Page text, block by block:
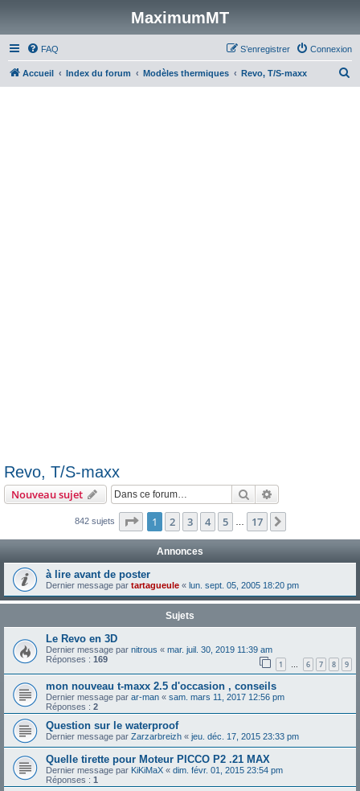
MaximumMT
FAQ Connexion
S’enregistrer
Accueil Index du forum Modèles thermiques Revo, T/S-maxx
Revo, T/S-maxx
Nouveau sujet Rechercher
842 sujets Page 1sur17
1 2 3 4 5 17
Annonces
à lire avant de poster
Dernier message par tartagueule « lun. sept. 05, 2005 18:20 pm
Sujets
Le Revo en 3D
Dernier message par nitrous « mar. juil. 30, 2019 11:39 am
Réponses : 169 1 … 6 7 8 9
mon nouveau t-maxx 2.5 d'occasion , conseils
Dernier message par ar-man « sam. mars 11, 2017 12:56 pm
Réponses : 2
Question sur le waterproof
Dernier message par Zarzarbreizh « jeu. déc. 17, 2015 23:33 pm
Quelle tirette pour Moteur PICCO P2 .21 MAX
Dernier message par KiKiMaX « dim. févr. 01, 2015 23:54 pm
Réponses : 1